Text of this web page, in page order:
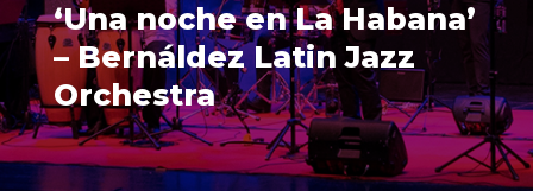
‘Una noche en La Habana’
– Bernáldez Latin Jazz
Orchestra